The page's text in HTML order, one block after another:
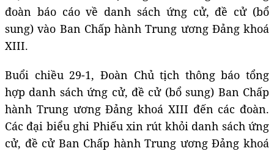
đoàn báo cáo về danh sách ứng cử, đề cử (bổ
sung) vào Ban Chấp hành Trung ương Đảng khoá
XIII.
Buổi chiều 29-1, Đoàn Chủ tịch thông báo tổng
hợp danh sách ứng cử, đề cử (bổ sung) Ban Chấp
hành Trung ương Đảng khoá XIII đến các đoàn.
Các đại biểu ghi Phiếu xin rút khỏi danh sách ứng
cử, đề cử Ban Chấp hành Trung ương Đảng khoá